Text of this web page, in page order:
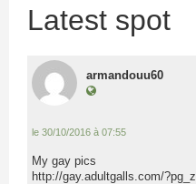
SITES INTERNET
NOS TARIFS
CONTACT
Latest spot
armandouu60
le 30/10/2016 à 07:55
My gay pics
http://gay.adultgalls.com/